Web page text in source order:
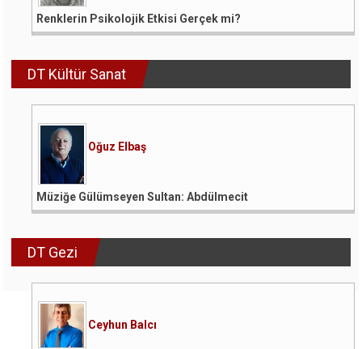
Renklerin Psikolojik Etkisi Gerçek mi?
DT Kültür Sanat
Oğuz Elbaş
Müziğe Gülümseyen Sultan: Abdülmecit
DT Gezi
Ceyhun Balcı